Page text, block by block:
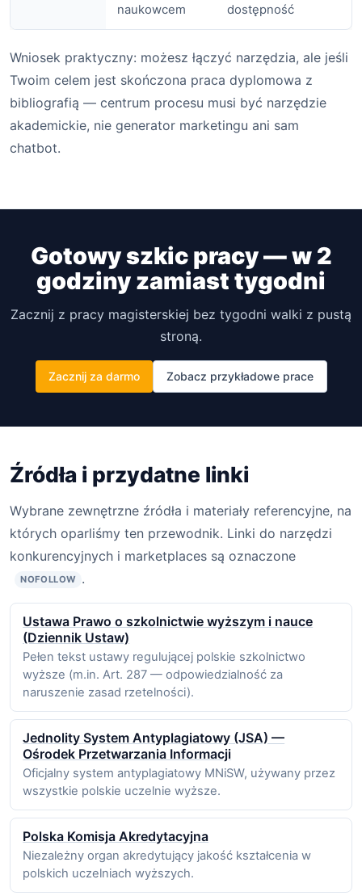
naukowcem dostępność
Wniosek praktyczny: możesz łączyć narzędzia, ale jeśli
Twoim celem jest skończona praca dyplomowa z
bibliografią — centrum procesu musi być narzędzie
akademickie, nie generator marketingu ani sam
chatbot.
Gotowy szkic pracy — w 2
godziny zamiast tygodni
Zacznij z pracy magisterskiej bez tygodni walki z pustą
stroną.
Zacznij za darmo Zobacz przykładowe prace
Źródła i przydatne linki
Wybrane zewnętrzne źródła i materiały referencyjne, na
których oparliśmy ten przewodnik. Linki do narzędzi
konkurencyjnych i marketplaces są oznaczone
NOFOLLOW .
Ustawa Prawo o szkolnictwie wyższym i nauce
(Dziennik Ustaw)
Pełen tekst ustawy regulującej polskie szkolnictwo
wyższe (m.in. Art. 287 — odpowiedzialność za
naruszenie zasad rzetelności).
Jednolity System Antyplagiatowy (JSA) —
Ośrodek Przetwarzania Informacji
Oficjalny system antyplagiatowy MNiSW, używany przez
wszystkie polskie uczelnie wyższe.
Polska Komisja Akredytacyjna
Niezależny organ akredytujący jakość kształcenia w
polskich uczelniach wyższych.